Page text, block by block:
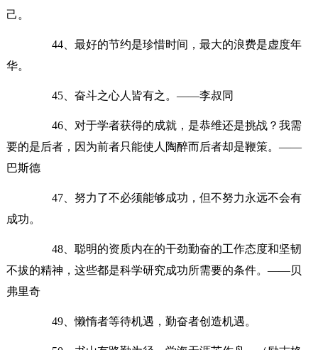
己。
44、最好的节约是珍惜时间，最大的浪费是虚度年
华。
45、奋斗之心人皆有之。——李叔同
46、对于学者获得的成就，是恭维还是挑战？我需
要的是后者，因为前者只能使人陶醉而后者却是鞭策。——
巴斯德
47、努力了不必须能够成功，但不努力永远不会有
成功。
48、聪明的资质内在的干劲勤奋的工作态度和坚韧
不拔的精神，这些都是科学研究成功所需要的条件。——贝
弗里奇
49、懒惰者等待机遇，勤奋者创造机遇。